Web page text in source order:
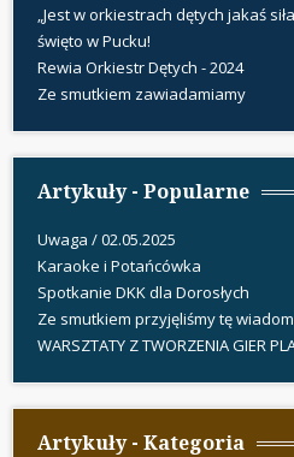
„Jest w orkiestrach dętych jakaś
święto w Pucku!
Rewia Orkiestr Dętych - 2024
Ze smutkiem zawiadamiamy
Artykuły - Popularne
Uwaga / 02.05.2025
Karaoke i Potańcówka
Spotkanie DKK dla Dorosłych
Ze smutkiem przyjęliśmy tę
WARSZTATY Z TWORZENIA GIER
Artykuły - Kategoria